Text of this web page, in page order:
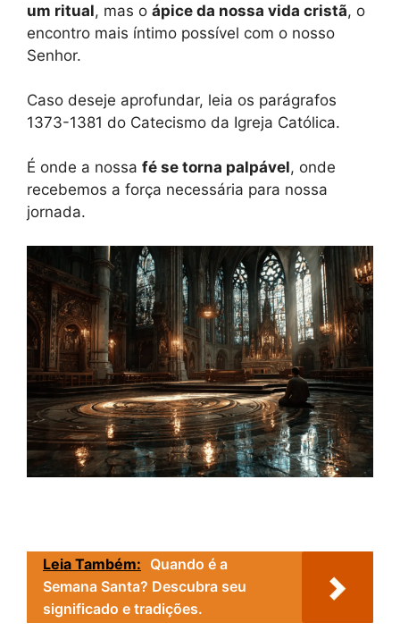
um ritual, mas o ápice da nossa vida cristã, o
encontro mais íntimo possível com o nosso
Senhor.
Caso deseje aprofundar, leia os parágrafos
1373-1381 do Catecismo da Igreja Católica.
É onde a nossa fé se torna palpável, onde
recebemos a força necessária para nossa
jornada.
Leia Também: Quando é a
Semana Santa? Descubra seu
significado e tradições.